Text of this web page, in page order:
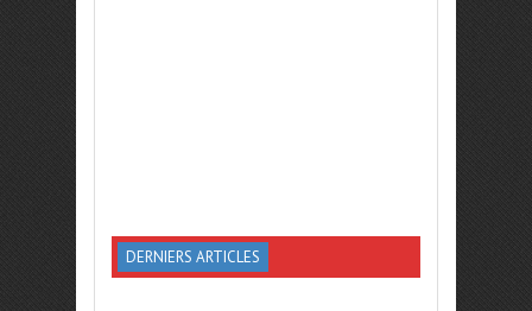
DERNIERS ARTICLES